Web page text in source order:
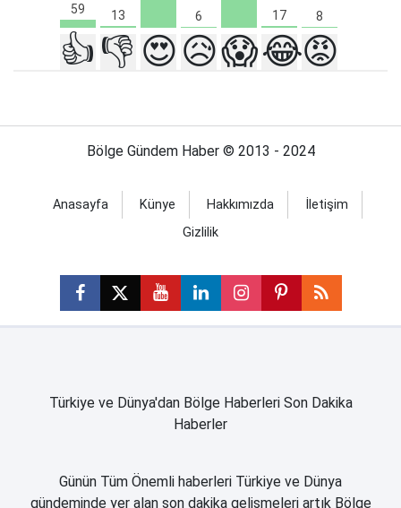
59 13 6 17 8
👍 👎 😍😥😱😂😡
Bölge Gündem Haber © 2013 - 2024
Anasayfa Künye Hakkımızda
İletişim
Gizlilik
Türkiye ve Dünya'dan Bölge Haberleri Son Dakika
Haberler
Günün Tüm Önemli haberleri Türkiye ve Dünya
gündeminde yer alan son dakika gelişmeleri artık Bölge